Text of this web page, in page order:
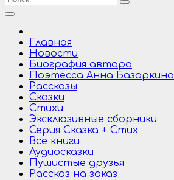
Главная
Новости
Биография автора
Поэтесса Анна Базаркина
Рассказы
Сказки
Стихи
Эксклюзивные сборники
Серия Сказка + Стих
Все книги
Аудиосказки
Пушистые друзья
Рассказ на заказ